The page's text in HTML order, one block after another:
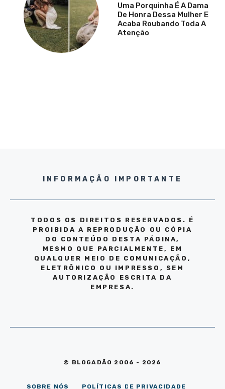
Uma Porquinha É A Dama
De Honra Dessa Mulher E
Acaba Roubando Toda A
Atenção
INFORMAÇÃO IMPORTANTE
TODOS OS DIREITOS RESERVADOS. É
PROIBIDA A REPRODUÇÃO OU CÓPIA
DO CONTEÚDO DESTA PÁGINA,
MESMO QUE PARCIALMENTE, EM
QUALQUER MEIO DE COMUNICAÇÃO,
ELETRÔNICO OU IMPRESSO, SEM
AUTORIZAÇÃO ESCRITA DA
EMPRESA.
© BLOGADÃO 2006 - 2026
SOBRE NÓS POLÍTICAS DE PRIVACIDADE